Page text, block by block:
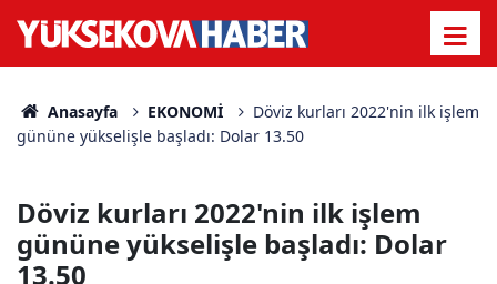
Anasayfa EKONOMİ
Döviz kurları 2022'nin ilk işlem
gününe yükselişle başladı: Dolar 13.50
Döviz kurları 2022'nin ilk işlem
gününe yükselişle başladı: Dolar
13.50